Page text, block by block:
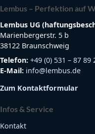
Lembus – Perfektion auf
Lembus UG
Marienbergerstr. 5 b
38122 Braunschweig
Telefon: +49 (0) 531 – 87 89
E-Mail: info@lembus.de
Zum Kontaktformular
Infos & Service
Kontakt